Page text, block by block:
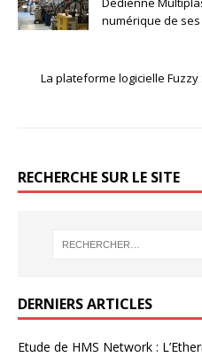
numérique de
La plateforme logicielle Fuzzy
RECHERCHE SUR LE SITE
DERNIERS ARTICLES
Etude de HMS Network :